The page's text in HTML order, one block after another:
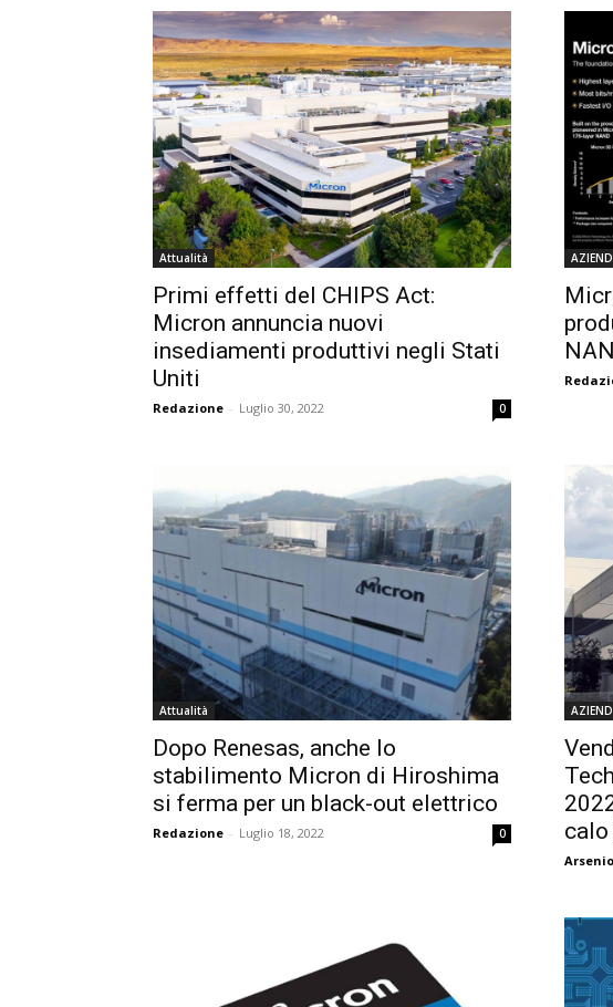
Attualità
Primi effetti del CHIPS Act:
Micron annuncia nuovi
insediamenti produttivi negli Stati
Uniti
Redazione - Luglio 30, 2022 0
Attualità
Dopo Renesas, anche lo
stabilimento Micron di Hiroshima
si ferma per un black-out elettrico
Redazione - Luglio 18, 2022 0